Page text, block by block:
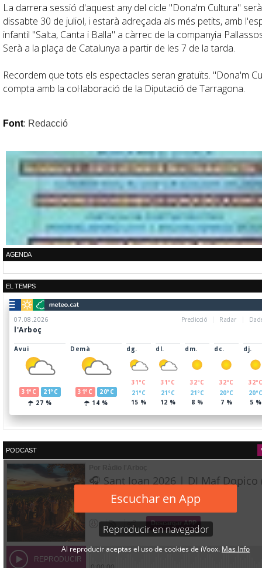
La darrera sessió d'aquest any del cicle "Dona'm Cultura"
dissabte 30 de juliol, i estarà adreçada als més petits, amb
infantil "Salta, Canta i Balla" a càrrec de la companyia
Serà a la plaça de Catalunya a partir de les 7 de la tarda.
Recordem que tots els espectacles seran gratuïts. "Dona'm
compta amb la col·laboració de la Diputació de Tarragona.
Font: Redacció
AGENDA
EL TEMPS
PODCAST